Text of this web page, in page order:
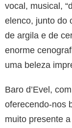
vocal, musical,
elenco, junto do
de argila e de
enorme
uma beleza
Baro d’Evel, com
oferecendo-nos
muito presente